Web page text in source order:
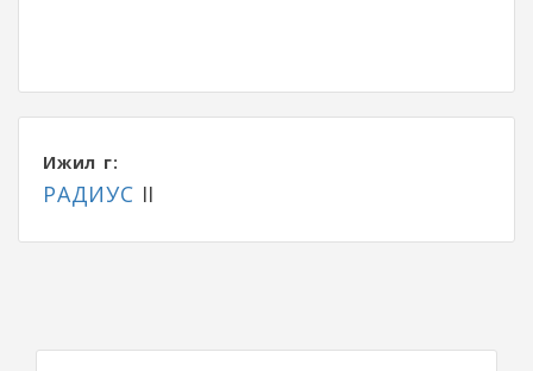
Ижил үг:
РАДИУС II